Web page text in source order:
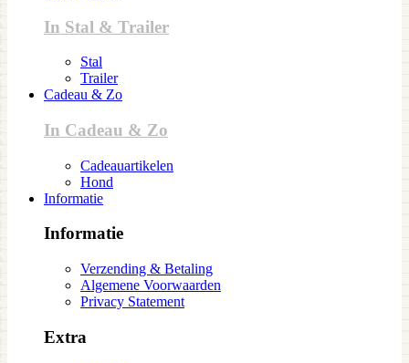
In Stal & Trailer
Stal
Trailer
Cadeau & Zo
In Cadeau & Zo
Cadeauartikelen
Hond
Informatie
Informatie
Verzending & Betaling
Algemene Voorwaarden
Privacy Statement
Extra